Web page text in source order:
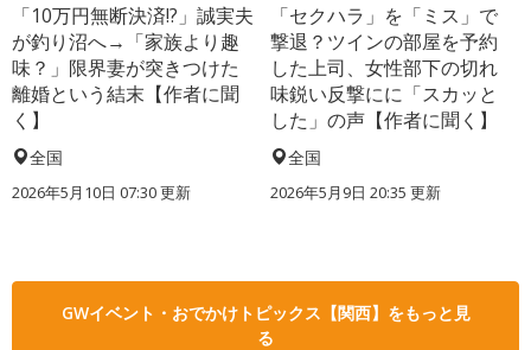
「10万円無断決済!?」誠実夫
が釣り沼へ→「家族より趣
味？」限界妻が突きつけた
離婚という結末【作者に聞
く】
全国
2026年5月10日 07:30 更新
「セクハラ」を「ミス」で
撃退？ツインの部屋を予約
した上司、女性部下の切れ
味鋭い反撃にに「スカッと
した」の声【作者に聞く】
全国
2026年5月9日 20:35 更新
GWイベント・おでかけトピックス【関西】をもっと見
る